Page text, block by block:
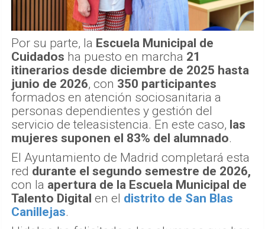
Por su parte, la Escuela Municipal de
Cuidados ha puesto en marcha 21
itinerarios desde diciembre de 2025 hasta
junio de 2026, con 350 participantes
formados en atención sociosanitaria a
personas dependientes y gestión del
servicio de teleasistencia. En este caso, las
mujeres suponen el 83% del alumnado.
El Ayuntamiento de Madrid completará esta
red durante el segundo semestre de 2026,
con la apertura de la Escuela Municipal de
Talento Digital en el distrito de San Blas
Canillejas.